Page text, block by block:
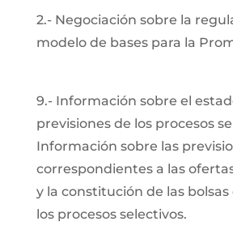
2.- Negociación sobre la
modelo de bases para la
9.- Información sobre el
previsiones de los procesos
Información sobre las
correspondientes a las
y la constitución de las
los procesos selectivos.